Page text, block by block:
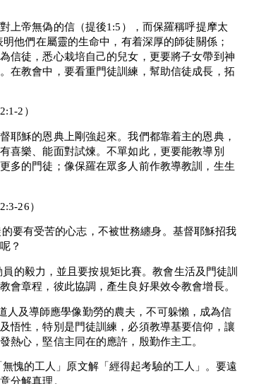
上帝無偽的信（提後1:5），而保羅稱呼提摩太
他們在屬靈的生命中，有着深厚的師徒關係；
信徒，悉心栽培自己的兒女，更要將子女帶到神
在教會中，要看重門徒訓練，幫助信徒成長，拓
2）
耶穌的恩典上剛強起來。我們都靠着主的恩典，
喜樂、能面對試煉。不單如此，更要能教導別
多的門徒；像保羅在眾多人前作教導教訓，生生
26）
要有受苦的心志，不被世務纏身。基督耶穌招我
？
的毅力，並且要按規矩比賽。教會生活及門徒訓
會章程，彼此協調，產生良好果效令教會增長。
人及導師應學像勤勞的農夫，不可躲懶，成為信
悟性，特別是門徒訓練，必須教導基要信仰，讓
熱心，堅信主同在的應許，殷勤作主工。
愧的工人」原文解「經得起考驗的工人」。要遠
分解真理。